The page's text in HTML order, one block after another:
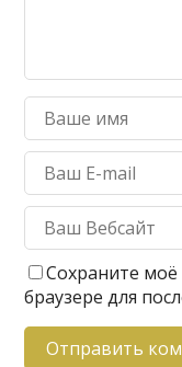
Сохраните моё
браузере для